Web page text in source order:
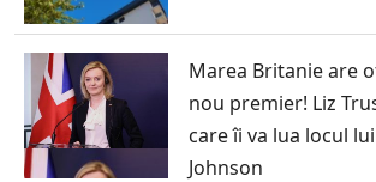
Marea Britanie are
nou premier! Liz
care îi va lua locul
Johnson